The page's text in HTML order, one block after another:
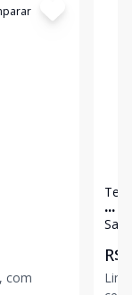
com
...
Sao
R$